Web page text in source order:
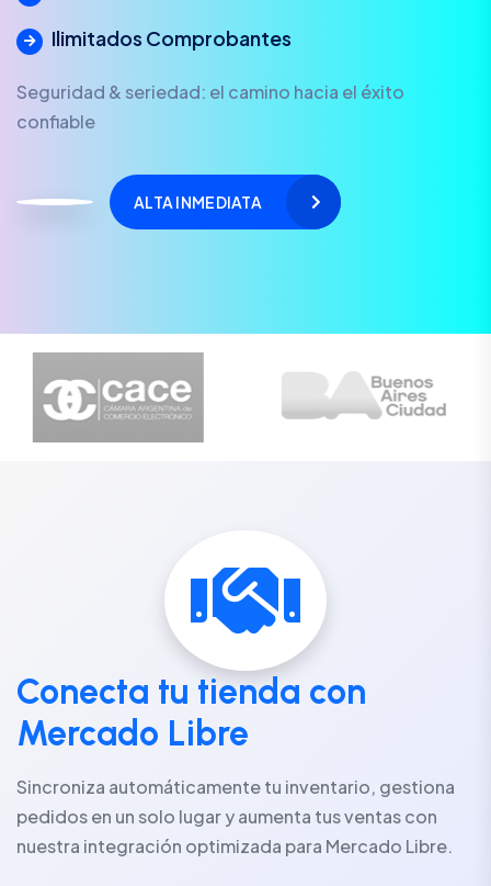
Ilimitados Comprobantes
Seguridad & seriedad: el camino hacia el éxito
confiable
ALTA INMEDIATA
Conecta tu tienda con
Mercado Libre
Sincroniza automáticamente tu inventario, gestiona
pedidos en un solo lugar y aumenta tus ventas con
nuestra integración optimizada para Mercado Libre.